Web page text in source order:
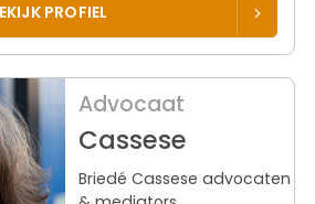
PROFIEL
Advocaat
Cassese
Briedé Cassese advocaten